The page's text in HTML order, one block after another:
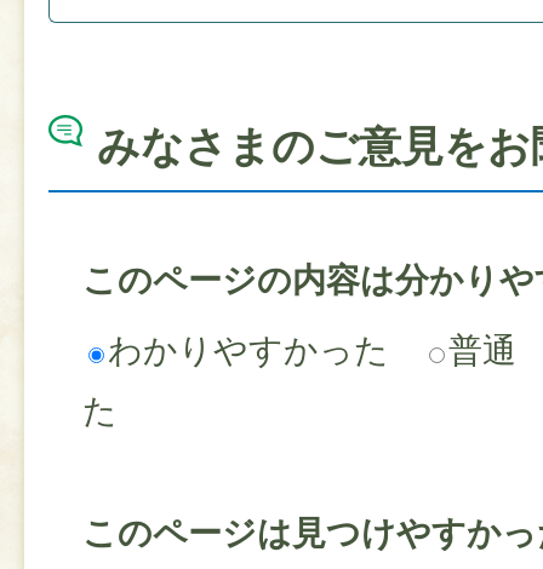
みなさまのご意見を
このページの内容は分かり
わかりやすかった
普通
た
このページは見つけやすか